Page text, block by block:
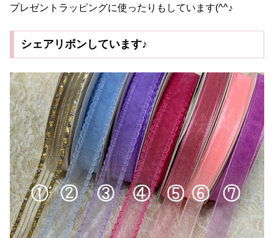
プレゼントラッピングに使ったりもしています(^^♪
シェアリボンしています♪